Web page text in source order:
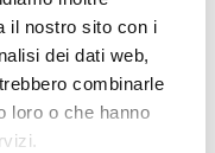
il nostro sito con i
dei dati web,
combinarle
loro o che hanno
25